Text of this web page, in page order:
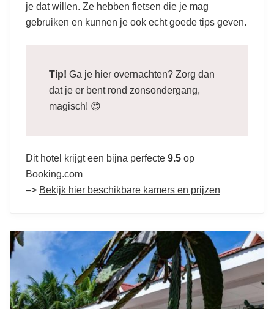
je dat willen. Ze hebben fietsen die je mag
gebruiken en kunnen je ook echt goede tips geven.
Tip! Ga je hier overnachten? Zorg dan
dat je er bent rond zonsondergang,
magisch! 😍
Dit hotel krijgt een bijna perfecte 9.5 op
Booking.com
–> Bekijk hier beschikbare kamers en prijzen